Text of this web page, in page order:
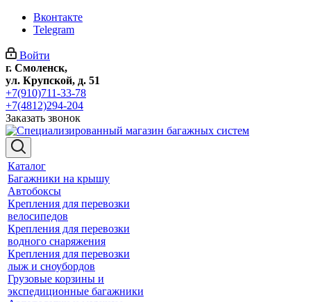
Вконтакте
Telegram
Войти
г. Смоленск,
ул. Крупской, д. 51
+7(910)711-33-78
+7(4812)294-204
Заказать звонок
Каталог
Багажники на крышу
Автобоксы
Крепления для перевозки
велосипедов
Крепления для перевозки
водного снаряжения
Крепления для перевозки
лыж и сноубордов
Грузовые корзины и
экспедиционные багажники